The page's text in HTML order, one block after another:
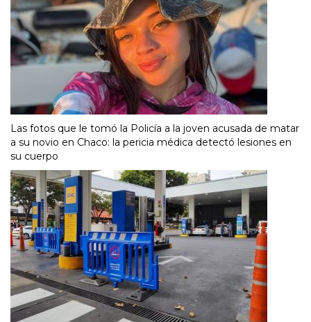
Las fotos que le tomó la Policía a la joven acusada de matar
a su novio en Chaco: la pericia médica detectó lesiones en
su cuerpo